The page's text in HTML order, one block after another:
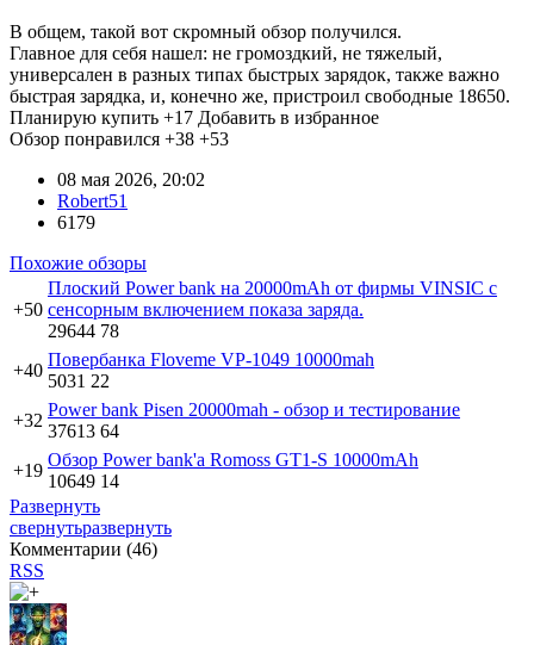
В общем, такой вот скромный обзор получился.
Главное для себя нашел: не громоздкий, не тяжелый,
универсален в разных типах быстрых зарядок, также важно
быстрая зарядка, и, конечно же, пристроил свободные 18650.
Планирую купить +17 Добавить в избранное
Обзор понравился +38 +53
08 мая 2026, 20:02
Robert51
6179
Похожие обзоры
+50
Плоский Power bank на 20000mAh от фирмы VINSIC с
сенсорным включением показа заряда.
29644 78
+40
Повербанка Floveme VP-1049 10000mah
5031 22
+32
Power bank Pisen 20000mah - обзор и тестирование
37613 64
+19
Обзор Power bank'a Romoss GT1-S 10000mAh
10649 14
Развернуть
свернутьразвернуть
Комментарии (46)
RSS